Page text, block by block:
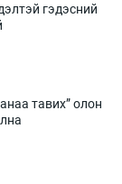
гэдэсний
тавих” олон